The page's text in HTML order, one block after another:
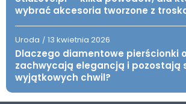
wybrać akcesoria tworzone z
Uroda / 13 kwietnia 2026
Dlaczego diamentowe pierścionki
zachwycają elegancją i pozostają
wyjątkowych chwil?